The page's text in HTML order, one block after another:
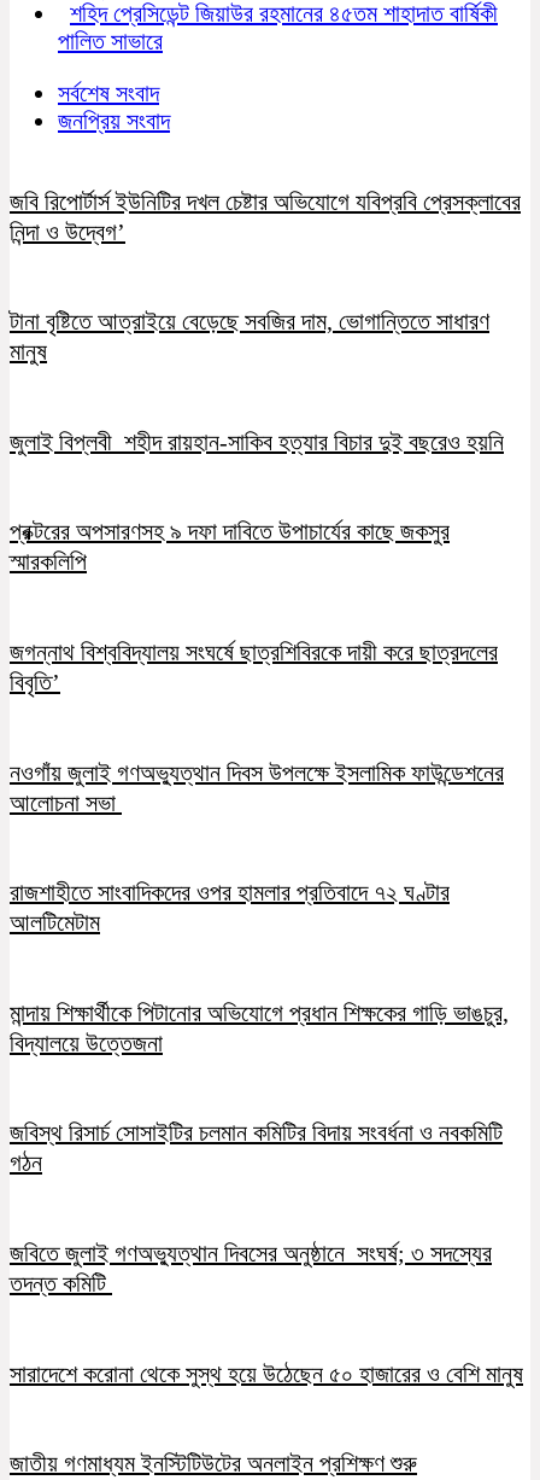
শহিদ প্রেসিডেন্ট জিয়াউর রহমানের ৪৫তম শাহাদাত বার্ষিকী
পালিত সাভারে
সর্বশেষ সংবাদ
জনপ্রিয় সংবাদ
জবি রিপোর্টার্স ইউনিটির দখল চেষ্টার অভিযোগে যবিপ্রবি প্রেসক্লাবের
নিন্দা ও উদ্বেগ’
টানা বৃষ্টিতে আত্রাইয়ে বেড়েছে সবজির দাম, ভোগান্তিতে সাধারণ
মানুষ
জুলাই বিপ্লবী শহীদ রায়হান-সাকিব হত্যার বিচার দুই বছরেও হয়নি
প্রক্টরের অপসারণসহ ৯ দফা দাবিতে উপাচার্যের কাছে জকসুর
স্মারকলিপি
জগন্নাথ বিশ্ববিদ্যালয় সংঘর্ষে ছাত্রশিবিরকে দায়ী করে ছাত্রদলের
বিবৃতি’
নওগাঁয় জুলাই গণঅভ্যুত্থান দিবস উপলক্ষে ইসলামিক ফাউন্ডেশনের
আলোচনা সভা
রাজশাহীতে সাংবাদিকদের ওপর হামলার প্রতিবাদে ৭২ ঘণ্টার
আলটিমেটাম
মান্দায় শিক্ষার্থীকে পিটানোর অভিযোগে প্রধান শিক্ষকের গাড়ি ভাঙচুর,
বিদ্যালয়ে উত্তেজনা
জবিস্থ রিসার্চ সোসাইটির চলমান কমিটির বিদায় সংবর্ধনা ও নবকমিটি
গঠন
জবিতে জুলাই গণঅভ্যুত্থান দিবসের অনুষ্ঠানে সংঘর্ষ; ৩ সদস্যের
তদন্ত কমিটি
সারাদেশে করোনা থেকে সুস্থ হয়ে উঠেছেন ৫০ হাজারের ও বেশি মানুষ
জাতীয় গণমাধ্যম ইনস্টিটিউটের অনলাইন প্রশিক্ষণ শুরু